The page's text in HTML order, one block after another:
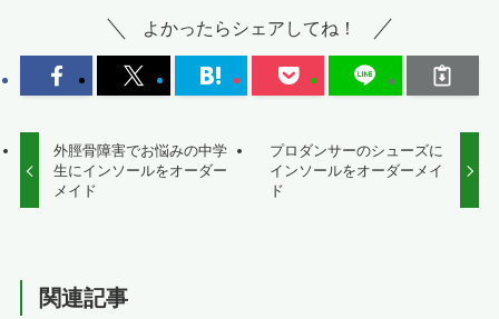
よかったらシェアしてね！
外脛骨障害でお悩みの中学
生にインソールをオーダー
メイド
プロダンサーのシューズに
インソールをオーダーメイ
ド
関連記事